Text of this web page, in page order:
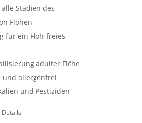
Stadien des
Flöhen
für ein Floh-freies
adulter Flöhe
und allergenfrei
und Pestiziden
Details